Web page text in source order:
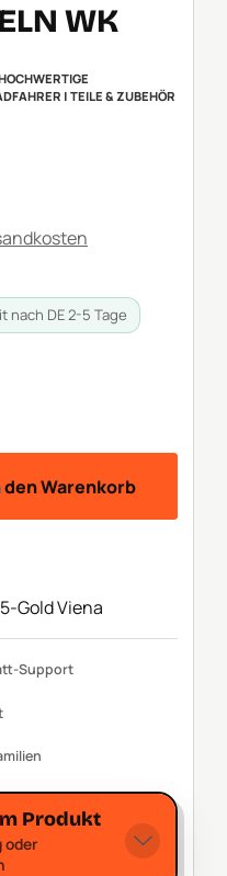
WK
| TEILE & ZUBEHÖR
nach DE 2-5 Tage
den Warenkorb
Gold Viena
Support
Produkt
oder